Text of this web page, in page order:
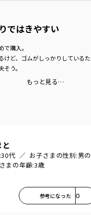
ではきやすい
購入。
けど、ゴムがしっかりしているた
う。
もっと見る…
30代 お子さまの性別:男
まの年齢:3歳
参考になった 0